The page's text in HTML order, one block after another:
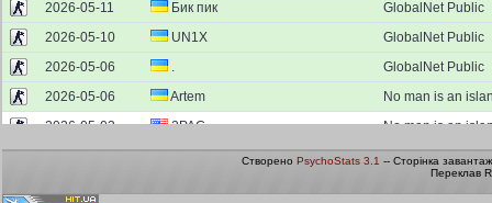
Створено PsychoStats 3.1 -- Сторінка
Переклав